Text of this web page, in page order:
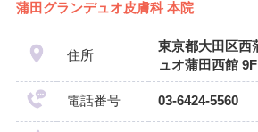
蒲田グランデュオ皮膚科 本院
住所
東京都大田区西
ュオ蒲田西館 9F
電話番号 03-6424-5560